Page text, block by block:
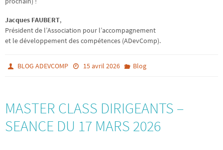
Jacques FAUBERT,
Président de l’Association pour l’accompagnement
et le développement des compétences (ADevComp).
BLOG ADEVCOMP 15 avril 2026 Blog
MASTER CLASS DIRIGEANTS –
SEANCE DU 17 MARS 2026